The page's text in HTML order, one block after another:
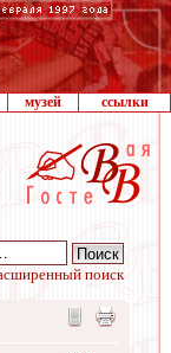
музей ссылки
поиск